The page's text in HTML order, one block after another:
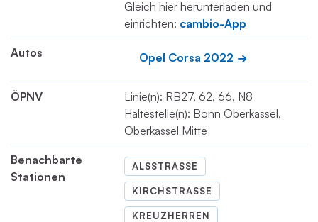
Gleich hier herunterladen und
einrichten: cambio-App
Autos Opel Corsa 2022
ÖPNV
Linie(n): RB27, 62, 66, N8
Haltestelle(n): Bonn Oberkassel,
Oberkassel Mitte
Benachbarte
Stationen
ALSSTRASSE
KIRCHSTRASSE
KREUZHERREN